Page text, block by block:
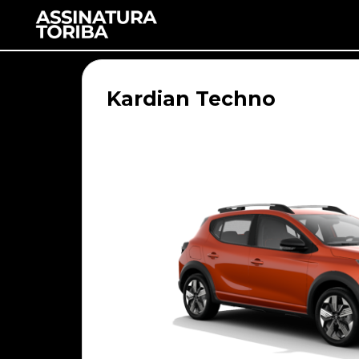
Kardian Techno